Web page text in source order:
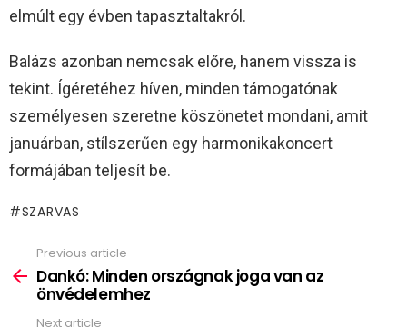
elmúlt egy évben tapasztaltakról.
Balázs azonban nemcsak előre, hanem vissza is
tekint. Ígéretéhez híven, minden támogatónak
személyesen szeretne köszönetet mondani, amit
januárban, stílszerűen egy harmonikakoncert
formájában teljesít be.
SZARVAS
more
Previous article
Dankó: Minden országnak joga van az
önvédelemhez
Next article